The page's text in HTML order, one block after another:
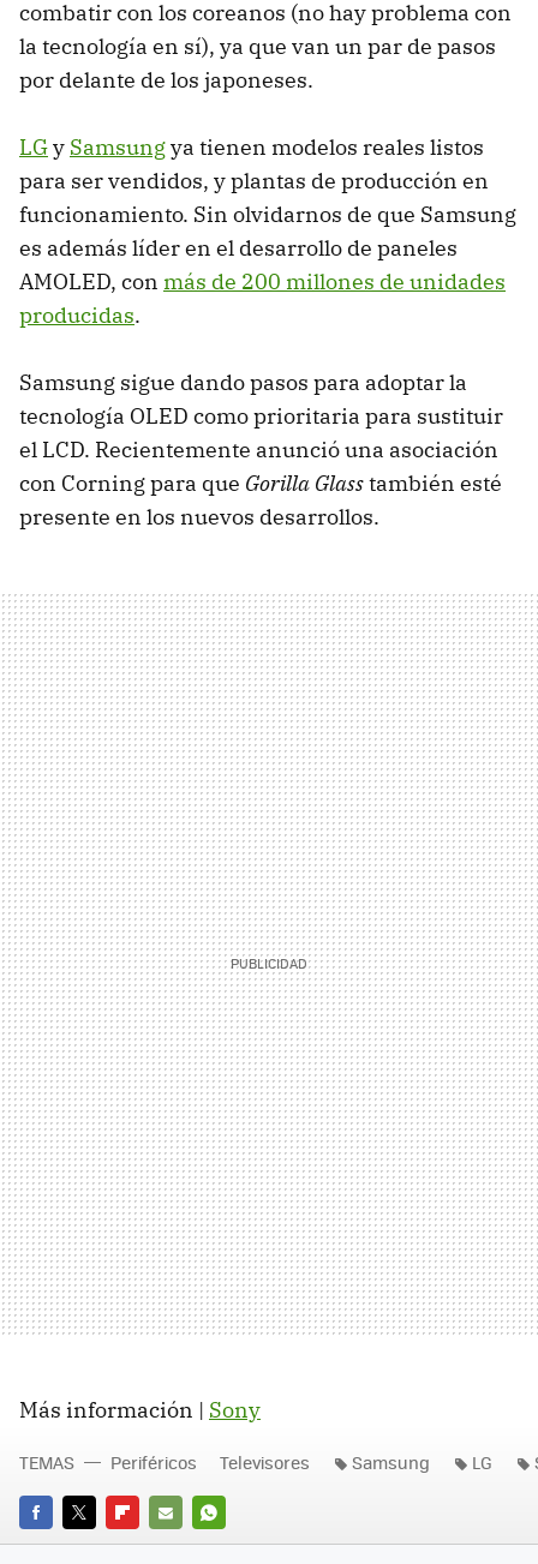
combatir con los coreanos (no hay problema con
la tecnología en sí), ya que van un par de pasos
por delante de los japoneses.
LGy Samsungya tienen modelos reales listos
para ser vendidos, y plantas de producción en
funcionamiento. Sin olvidarnos de que Samsung
es además líder en el desarrollo de paneles
AMOLED, con más de 200 millones de unidades
producidas.
Samsung sigue dando pasos para adoptar la
tecnología OLED como prioritaria para sustituir
el LCD. Recientemente anunció una asociación
con Corning para que Gorilla Glasstambién esté
presente en los nuevos desarrollos.
Más información | Sony
FACEBOOK
TWITTERFLIPBOARD
E-
WHATSAPP
TEMAS Periféricos Televisores Samsung LG